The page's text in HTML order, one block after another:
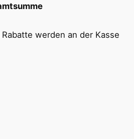
werden an der Kasse